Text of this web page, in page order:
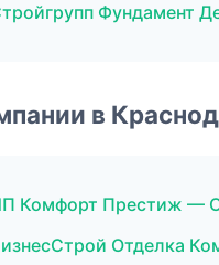
Фундамент
в
Комфорт Престиж —
Отделка